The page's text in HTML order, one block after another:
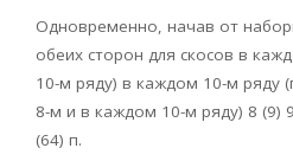
Одновременно, начав от
обеих сторон для скосов в
10-м ряду) в каждом 10-м ряду
8-м и в каждом 10-м ряду) 8 (9)
(64) п.